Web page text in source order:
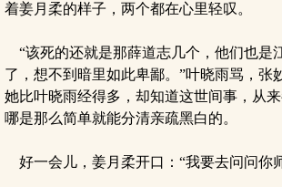
着姜月柔的样子，两个都在心里轻叹。
“该死的还就是那薛道志几个，他们也是
了，想不到暗里如此卑鄙。”叶晓雨骂，张
她比叶晓雨经得多，却知道这世间事，从
哪是那么简单就能分清亲疏黑白的。
好一会儿，姜月柔开口：“我要去问问你